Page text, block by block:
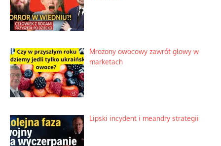
Mrożony owocowy zawrót głowy w
marketach
Lipski incydent i meandry strategii